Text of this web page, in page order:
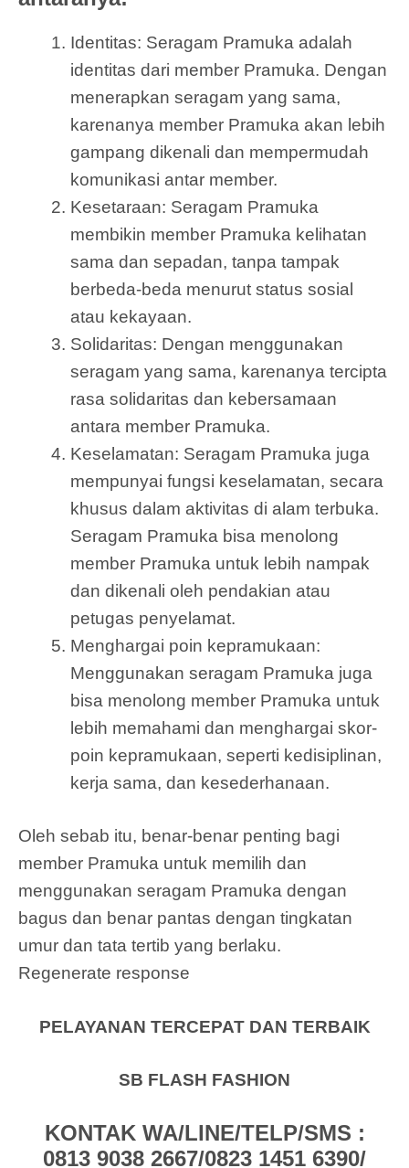
Identitas: Seragam Pramuka adalah
identitas dari member Pramuka. Dengan
menerapkan seragam yang sama,
karenanya member Pramuka akan lebih
gampang dikenali dan mempermudah
komunikasi antar member.
Kesetaraan: Seragam Pramuka
membikin member Pramuka kelihatan
sama dan sepadan, tanpa tampak
berbeda-beda menurut status sosial
atau kekayaan.
Solidaritas: Dengan menggunakan
seragam yang sama, karenanya tercipta
rasa solidaritas dan kebersamaan
antara member Pramuka.
Keselamatan: Seragam Pramuka juga
mempunyai fungsi keselamatan, secara
khusus dalam aktivitas di alam terbuka.
Seragam Pramuka bisa menolong
member Pramuka untuk lebih nampak
dan dikenali oleh pendakian atau
petugas penyelamat.
Menghargai poin kepramukaan:
Menggunakan seragam Pramuka juga
bisa menolong member Pramuka untuk
lebih memahami dan menghargai skor-
poin kepramukaan, seperti kedisiplinan,
kerja sama, dan kesederhanaan.
Oleh sebab itu, benar-benar penting bagi
member Pramuka untuk memilih dan
menggunakan seragam Pramuka dengan
bagus dan benar pantas dengan tingkatan
umur dan tata tertib yang berlaku.
Regenerate response
PELAYANAN TERCEPAT DAN TERBAIK
SB FLASH FASHION
KONTAK WA/LINE/TELP/SMS :
0813 9038 2667/0823 1451 6390/